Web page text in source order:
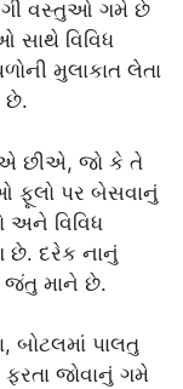
વસ્તુઓ ગમે છે
વિવિધ
મુલાકાત લેતા
છે.
છીએ, જો કે તે
ફૂલો પર બેસવાનું
અને વિવિધ
છે. દરેક નાનું
જંતુ માને છે.
બોટલમાં પાલતુ
જોવાનું ગમે